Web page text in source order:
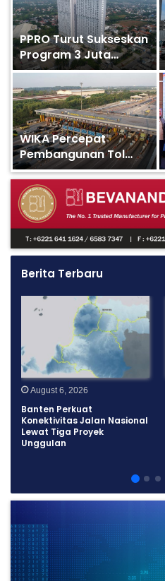
PPRO Turut Sukseskan
Program 3 Juta
Rumah Lewat 8
Proyek di Danantara
Housing Expo 2026
WIKA Percepat
Pembangunan Tol
Jakarta – Cikampek II
Selatan Paket 2A,
Progres Tembus 85,2
Persen
Berita Terbaru
August 6, 2026
Banten Perkuat
Konektivitas Jalan Nasional
Lewat Tiga Proyek
Unggulan